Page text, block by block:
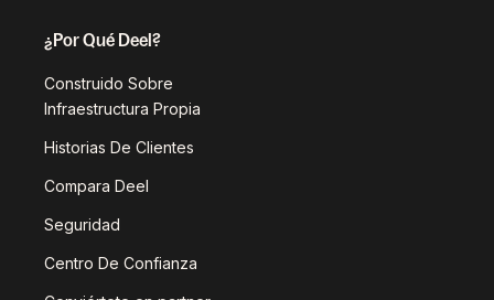
¿Por Qué Deel?
Construido Sobre
Infraestructura Propia
Historias De Clientes
Compara Deel
Seguridad
Centro De Confianza